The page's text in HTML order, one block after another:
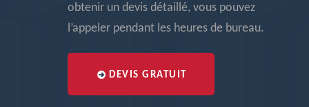
obtenir un devis détaillé, vous pouvez
l’appeler pendant les heures de bureau.
DEVIS GRATUIT